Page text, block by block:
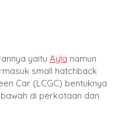
yaitu Ayla namun
small hatchback
Car (LCGC) bentuknya
di perkotaan dan